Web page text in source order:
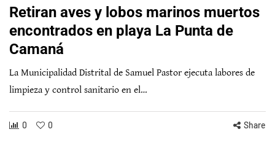
Retiran aves y lobos marinos muertos
encontrados en playa La Punta de
Camaná
La Municipalidad Distrital de Samuel Pastor ejecuta labores de
limpieza y control sanitario en el…
0 0 Share